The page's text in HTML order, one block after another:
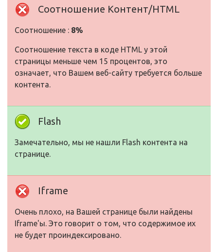
Соотношение Контент/HTML
Соотношение : 8%
Соотношение текста в коде HTML у этой
страницы меньше чем 15 процентов, это
означает, что Вашем веб-сайту требуется больше
контента.
Flash
Замечательно, мы не нашли Flash контента на
странице.
Iframe
Очень плохо, на Вашей странице были найдены
Iframe'ы. Это говорит о том, что содержимое их
не будет проиндексировано.